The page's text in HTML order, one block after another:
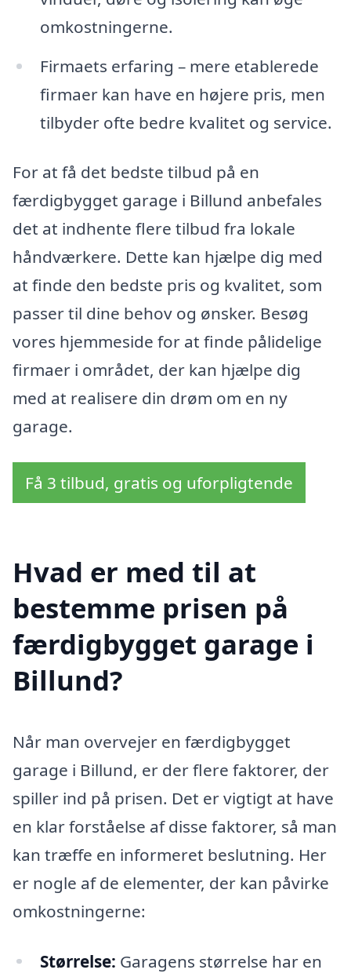
omkostningerne.
Firmaets erfaring – mere etablerede
firmaer kan have en højere pris, men
tilbyder ofte bedre kvalitet og service.
For at få det bedste tilbud på en
færdigbygget garage i Billund anbefales
det at indhente flere tilbud fra lokale
håndværkere. Dette kan hjælpe dig med
at finde den bedste pris og kvalitet, som
passer til dine behov og ønsker. Besøg
vores hjemmeside for at finde pålidelige
firmaer i området, der kan hjælpe dig
med at realisere din drøm om en ny
garage.
Få 3 tilbud, gratis og uforpligtende
Hvad er med til at
bestemme prisen på
færdigbygget garage i
Billund?
Når man overvejer en færdigbygget
garage i Billund, er der flere faktorer, der
spiller ind på prisen. Det er vigtigt at have
en klar forståelse af disse faktorer, så man
kan træffe en informeret beslutning. Her
er nogle af de elementer, der kan påvirke
omkostningerne:
Størrelse: Garagens størrelse har en